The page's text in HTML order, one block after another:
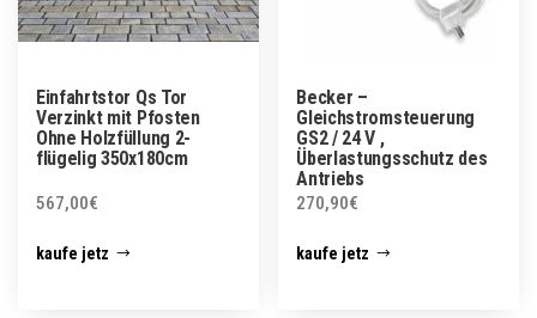
Einfahrtstor Qs Tor
Verzinkt mit Pfosten
Ohne Holzfüllung 2-
flügelig 350x180cm
567,00€
kaufe jetz
Becker –
Gleichstromsteuerung
GS2 / 24 V ,
Überlastungsschutz des
Antriebs
270,90€
kaufe jetz